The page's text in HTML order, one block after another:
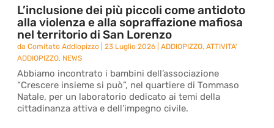
L’inclusione dei più piccoli come antidoto
alla violenza e alla sopraffazione mafiosa
nel territorio di San Lorenzo
daComitato Addiopizzo |23 Luglio 2026 |ADDIOPIZZO,ATTIVITA'
ADDIOPIZZO, NEWS
Abbiamo incontrato i bambini dell’associazione
“Crescere insieme si può”, nel quartiere di Tommaso
Natale, per un laboratorio dedicato ai temi della
cittadinanza attiva e dell’impegno civile.